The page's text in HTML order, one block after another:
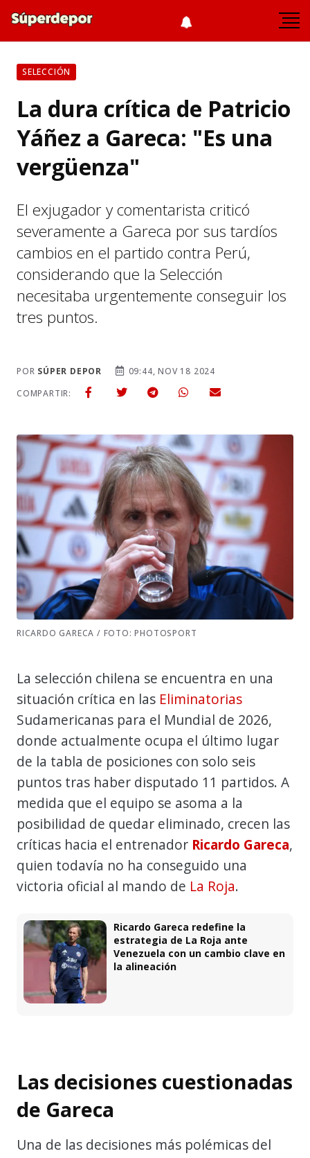
SELECCIÓN
La dura crítica de Patricio
Yáñez a Gareca: "Es una
vergüenza"
El exjugador y comentarista criticó
severamente a Gareca por sus tardíos
cambios en el partido contra Perú,
considerando que la Selección
necesitaba urgentemente conseguir los
tres puntos.
POR SÚPER DEPOR
09:44, NOV 18 2024
COMPARTIR:
RICARDO GARECA / FOTO: PHOTOSPORT
La selección chilena se encuentra en una
situación crítica en las Eliminatorias
Sudamericanas para el Mundial de 2026,
donde actualmente ocupa el último lugar
de la tabla de posiciones con solo seis
puntos tras haber disputado 11 partidos. A
medida que el equipo se asoma a la
posibilidad de quedar eliminado, crecen las
críticas hacia el entrenador Ricardo Gareca,
quien todavía no ha conseguido una
victoria oficial al mando de La Roja.
Ricardo Gareca redefine la
estrategia de La Roja ante
Venezuela con un cambio clave en
la alineación
Las decisiones cuestionadas
de Gareca
Una de las decisiones más polémicas del